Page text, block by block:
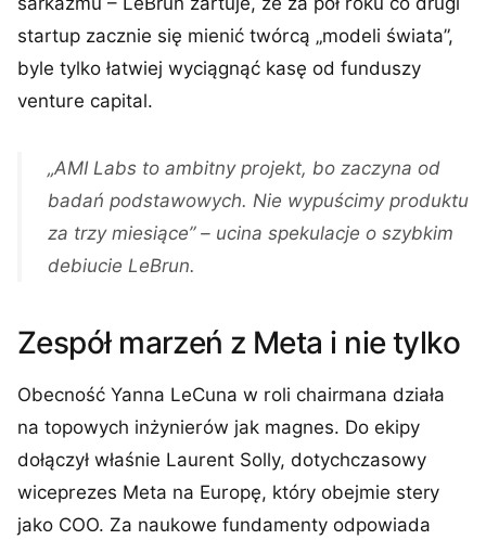
startup zacznie się mienić twórcą „modeli świata”,
byle tylko łatwiej wyciągnąć kasę od funduszy
venture capital.
„AMI Labs to ambitny projekt, bo zaczyna od
badań podstawowych. Nie wypuścimy produktu
za trzy miesiące” – ucina spekulacje o szybkim
debiucie LeBrun.
Zespół marzeń z Meta i nie tylko
Obecność Yanna LeCuna w roli chairmana działa
na topowych inżynierów jak magnes. Do ekipy
dołączył właśnie Laurent Solly, dotychczasowy
wiceprezes Meta na Europę, który obejmie stery
jako COO. Za naukowe fundamenty odpowiada